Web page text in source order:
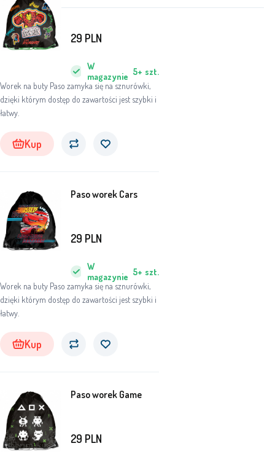
Worek na buty Paso zamyka się na sznurówki,
dzięki którym dostęp do zawartości jest szybki i
łatwy.
W
magazynie 5+ szt.
29 PLN
Kup
Paso worek Cars
Worek na buty Paso zamyka się na sznurówki,
dzięki którym dostęp do zawartości jest szybki i
łatwy.
W
magazynie 5+ szt.
29 PLN
Kup
Paso worek Game
29 PLN